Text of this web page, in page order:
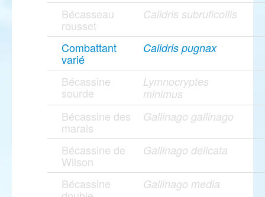
Bécasseau
rousset
Calidris subruficollis
Combattant
varié
Calidris pugnax
Bécassine
sourde
Lymnocryptes
minimus
Bécassine des
marais
Gallinago gallinago
Bécassine de
Wilson
Gallinago delicata
Bécassine Gallinago media